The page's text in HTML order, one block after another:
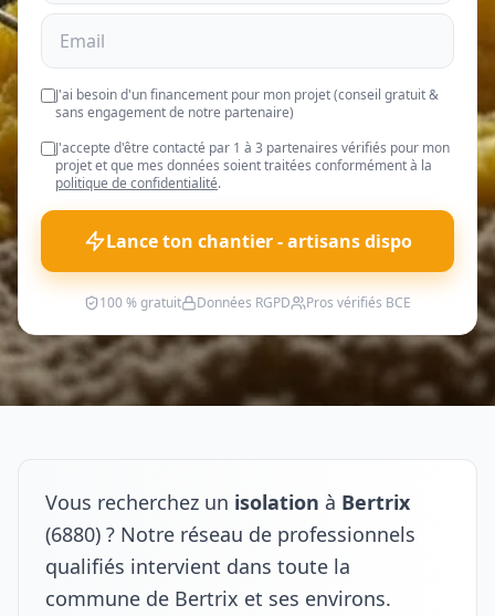
J'ai besoin d'un financement pour mon projet (conseil gratuit &
sans engagement de notre partenaire)
J'accepte d'être contacté par 1 à 3 partenaires vérifiés pour mon
projet et que mes données soient traitées conformément à la
politique de confidentialité.
Lance ton chantier - artisans dispo
100 % gratuit Données RGPD Pros vérifiés BCE
Vous recherchez un isolation à Bertrix
(6880) ? Notre réseau de professionnels
qualifiés intervient dans toute la
commune de Bertrix et ses environs.